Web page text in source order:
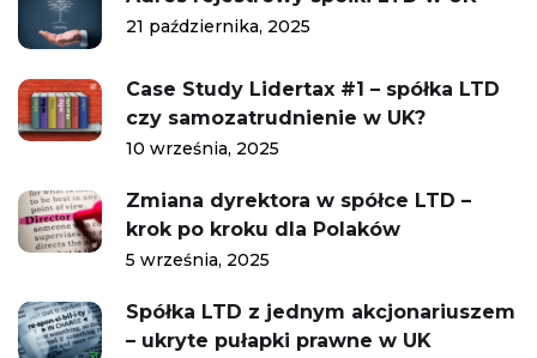
21 października, 2025
Case Study Lidertax #1 – spółka LTD
czy samozatrudnienie w UK?
10 września, 2025
Zmiana dyrektora w spółce LTD –
krok po kroku dla Polaków
5 września, 2025
Spółka LTD z jednym akcjonariuszem
– ukryte pułapki prawne w UK